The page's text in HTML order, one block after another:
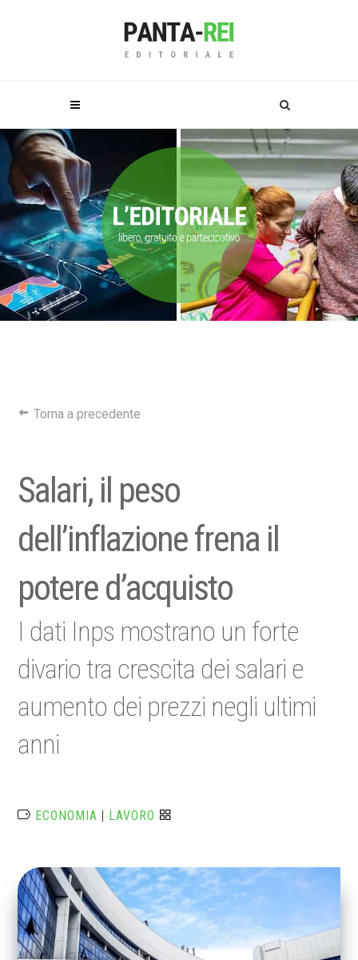
Torna a precedente
Salari, il peso
dell’inflazione frena il
potere d’acquisto
I dati Inps mostrano un forte
divario tra crescita dei salari e
aumento dei prezzi negli ultimi
anni
ECONOMIA | LAVORO